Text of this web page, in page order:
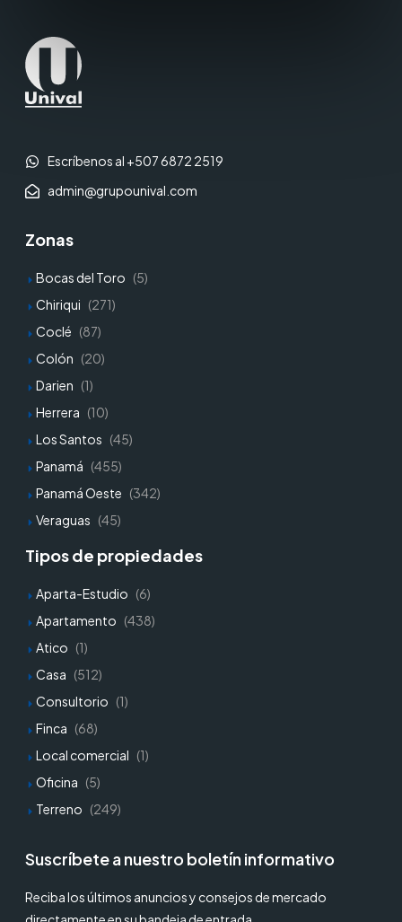
Escríbenos al +507 6872 2519
admin@grupounival.com
Zonas
Bocas del Toro (5)
Chiriqui (271)
Coclé (87)
Colón (20)
Darien (1)
Herrera (10)
Los Santos (45)
Panamá (455)
Panamá Oeste (342)
Veraguas (45)
Tipos de propiedades
Aparta-Estudio (6)
Apartamento (438)
Atico (1)
Casa (512)
Consultorio (1)
Finca (68)
Local comercial (1)
Oficina (5)
Terreno (249)
Suscríbete a nuestro boletín informativo
Reciba los últimos anuncios y consejos de mercado